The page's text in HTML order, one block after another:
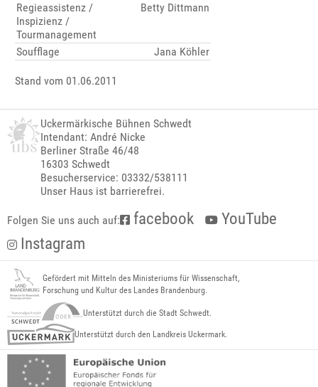
Regieassistenz /
Inspizienz /
Tourmanagement
Betty Dittmann
Soufflage Jana Köhler
Stand vom 01.06.2011
Uckermärkische Bühnen Schwedt
Intendant: André Nicke
Berliner Straße 46/48
16303 Schwedt
Besucherservice: 03332/538111
Unser Haus ist barrierefrei.
Folgen Sie uns auch auf: facebook
YouTube
Instagram
Gefördert mit Mitteln des Ministeriums für Wissenschaft,
Forschung und Kultur des Landes Brandenburg.
Unterstützt durch die Stadt Schwedt.
Unterstützt durch den Landkreis Uckermark.